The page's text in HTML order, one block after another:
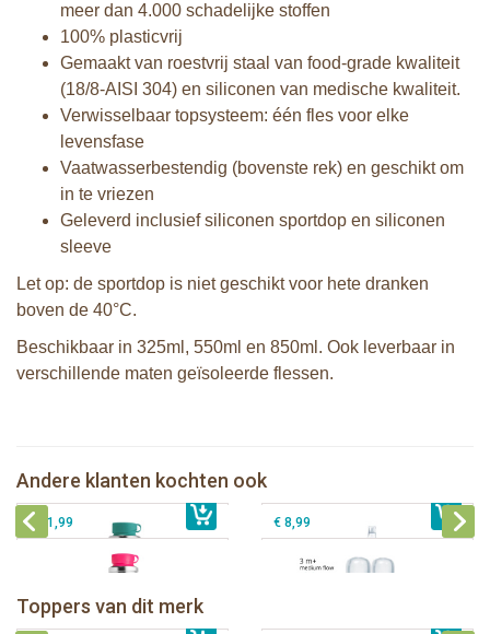
meer dan 4.000 schadelijke stoffen
100% plasticvrij
Gemaakt van roestvrij staal van food-grade kwaliteit
(18/8-AISI 304) en siliconen van medische kwaliteit.
Verwisselbaar topsysteem: één fles voor elke
levensfase
Vaatwasserbestendig (bovenste rek) en geschikt om
in te vriezen
Geleverd inclusief siliconen sportdop en siliconen
sleeve
Let op: de sportdop is niet geschikt voor hete dranken
boven de 40°C.
Beschikbaar in 325ml, 550ml en 850ml. Ook leverbaar in
verschillende maten geïsoleerde flessen.
Andere klanten kochten ook
€ 39,99
Pura sportfles 850 ml + pink swirl
sleeve
€ 31,99 € 8,99
Toppers van dit merk
Pura thermos sportfles 475 ml +
unicorn sleeve
€ 40,99
Pura Sportfles 550 ml + Aqua sleeve
Pura silicone tuit 2 stuks